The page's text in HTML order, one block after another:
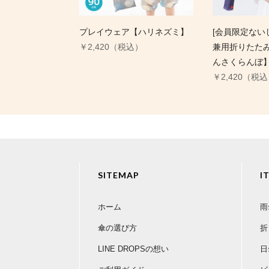
プレイウェア【ハリネズミ】
￥2,420（税込）
[会員限定ない
兼用折りたた
んさくらんぼ
￥2,420（税
SITEMAP
ホーム
傘の選び方
LINE DROPSの想い